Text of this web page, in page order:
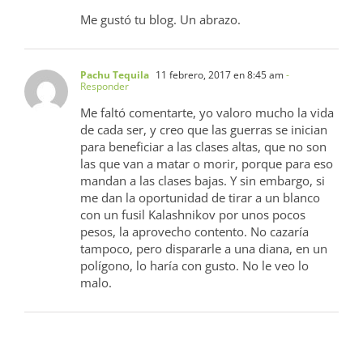
Me gustó tu blog. Un abrazo.
Pachu Tequila 11 febrero, 2017 en 8:45 am-
Responder
Me faltó comentarte, yo valoro mucho la vida
de cada ser, y creo que las guerras se inician
para beneficiar a las clases altas, que no son
las que van a matar o morir, porque para eso
mandan a las clases bajas. Y sin embargo, si
me dan la oportunidad de tirar a un blanco
con un fusil Kalashnikov por unos pocos
pesos, la aprovecho contento. No cazaría
tampoco, pero dispararle a una diana, en un
polígono, lo haría con gusto. No le veo lo
malo.